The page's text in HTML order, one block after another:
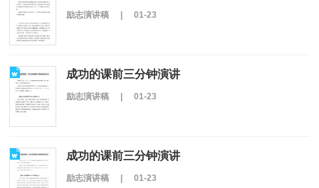
励志演讲稿 01-23
成功的课前三分钟演讲
励志演讲稿 01-23
成功的课前三分钟演讲
励志演讲稿 01-23